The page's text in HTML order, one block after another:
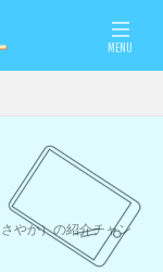
やか）の紹介チャン